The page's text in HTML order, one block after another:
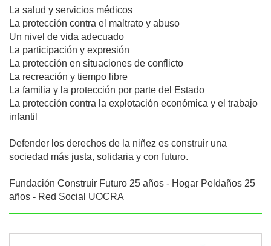
La salud y servicios médicos
La protección contra el maltrato y abuso
Un nivel de vida adecuado
La participación y expresión
La protección en situaciones de conflicto
La recreación y tiempo libre
La familia y la protección por parte del Estado
La protección contra la explotación económica y el trabajo
infantil
Defender los derechos de la niñez es construir una
sociedad más justa, solidaria y con futuro.
Fundación Construir Futuro 25 años - Hogar Peldaños 25
años - Red Social UOCRA